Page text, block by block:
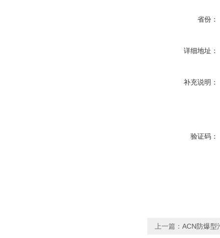
省份：
详细地址：
补充说明：
验证码：
上一篇： ACN防爆型